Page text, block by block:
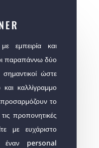
εμπειρία και
παραπάννω δύο
ώστε
καλλίγραμμο
το
προπονητικές
με ευχάριστο
έναν personal